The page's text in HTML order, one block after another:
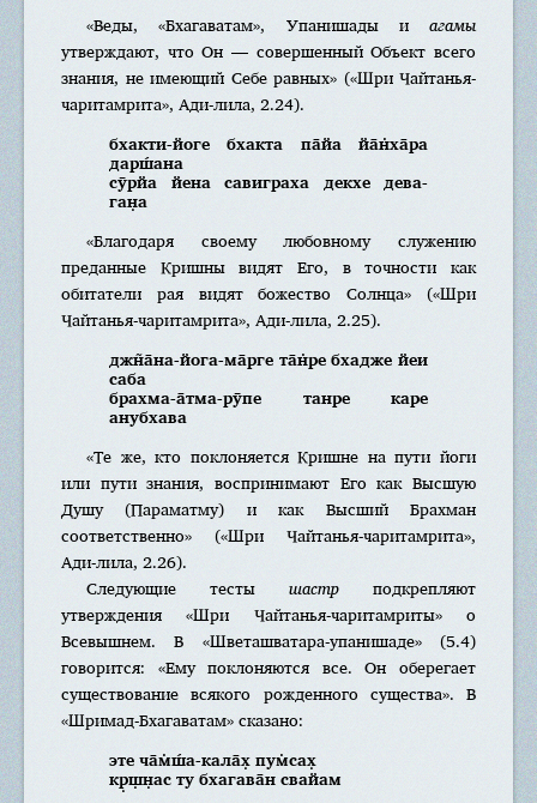
«Веды, «Бхагаватам», Упанишады и агамы
утверждают, что Он — совершенный Объект всего
знания, не имеющий Себе равных» («Шри Чайтанья-
чаритамрита», Ади-лила, 2.24).
бхакти-йоге бхакта па̄йа йа̄н̇ха̄ра
дарш́ана
сӯрйа йена савиграха декхе дева-
ган̣а
«Благодаря своему любовному служению
преданные Кришны видят Его, в точности как
обитатели рая видят божество Солнца» («Шри
Чайтанья-чаритамрита», Ади-лила, 2.25).
джн̃а̄на-йога-ма̄рге та̄н̇ре бхадже йеи
саба
брахма-а̄тма-рӯпе танре каре
анубхава
«Те же, кто поклоняется Кришне на пути йоги
или пути знания, воспринимают Его как Высшую
Душу (Параматму) и как Высший Брахман
соответственно» («Шри Чайтанья-чаритамрита»,
Ади-лила, 2.26).
Следующие тесты шастр подкрепляют
утверждения «Шри Чайтанья-чаритамриты» о
Всевышнем. В «Шветашватара-упанишаде» (5.4)
говорится: «Ему поклоняются все. Он оберегает
существование всякого рожденного существа». В
«Шримад-Бхагаватам» сказано:
эте ча̄м̇ш́а-кала̄х̣ пум̇сах̣
кр̣ш̣н̣ас ту бхагава̄н свайам